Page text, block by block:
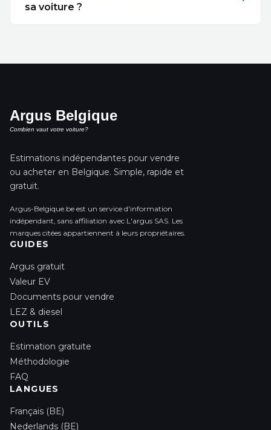
sa voiture ?
Estimations indépendantes pour vendre
ou acheter en Belgique. Simple, rapide et
gratuit.
Argus-Belgique.be est un service d'information
indépendant, sans affiliation avec L'argus SAS. Les
marques citées appartiennent à leurs propriétaires.
GUIDES
Argus gratuit
Valeur EV
Documents pour vendre
LEZ & diesel
OUTILS
Estimation gratuite
Méthodologie
FAQ
LANGUES
Français (BE)
Nederlands (BE)